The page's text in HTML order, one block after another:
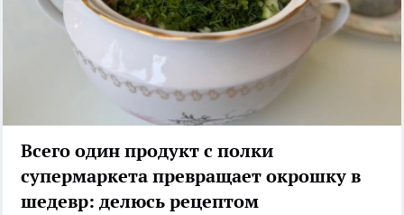
Всего один продукт с полки
супермаркета превращает окрошку в
шедевр: делюсь рецептом